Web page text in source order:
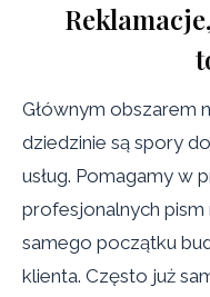
Głównym obszarem
dziedzinie są spory
usług. Pomagamy w
profesjonalnych
samego początku
klienta. Często już